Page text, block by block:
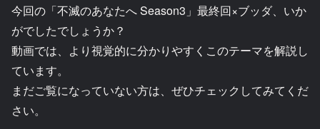
今回の「不滅のあなたへ Season3」最終回×ブッダ、いか
がでしたでしょうか？
動画では、より視覚的に分かりやすくこのテーマを解説し
ています。
まだご覧になっていない方は、ぜひチェックしてみてくだ
さい。